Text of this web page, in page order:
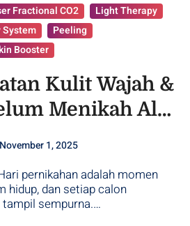
Fractional CO2
Light Therapy
Peeling
Booster
Kulit Wajah &
Menikah Ala
November 1, 2025
pernikahan adalah momen
hidup, dan setiap calon
sempurna.…